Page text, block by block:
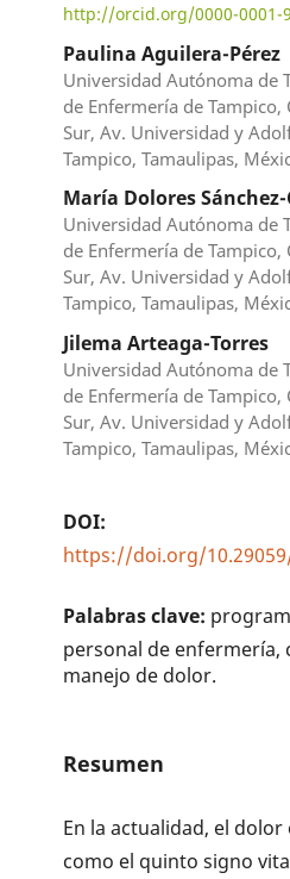
http://orcid.org/0000-0001-
Paulina Aguilera-Pérez
Universidad Autónoma de
de Enfermería de
Sur, Av. Universidad y
Tampico, Tamaulipas,
María Dolores
Universidad Autónoma de
de Enfermería de
Sur, Av. Universidad y
Tampico, Tamaulipas,
Jilema Arteaga-Torres
Universidad Autónoma de
de Enfermería de
Sur, Av. Universidad y
Tampico, Tamaulipas,
DOI:
https://doi.org/
Palabras clave:
personal de enfermería,
manejo de dolor.
Resumen
En la actualidad, el
como el quinto signo